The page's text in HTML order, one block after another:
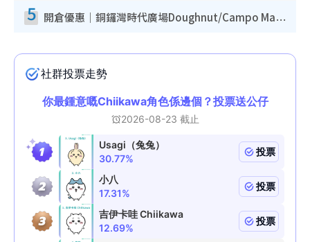
5 開倉優惠｜銅鑼灣時代廣場Doughnut/Campo Marzio開倉低至1折！背囊、書包、手袋劈價$200起